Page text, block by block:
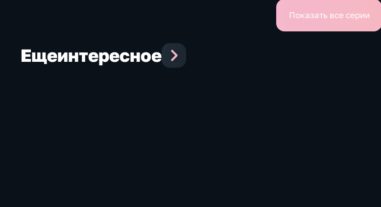
Показать все серии
Ещеинтересное